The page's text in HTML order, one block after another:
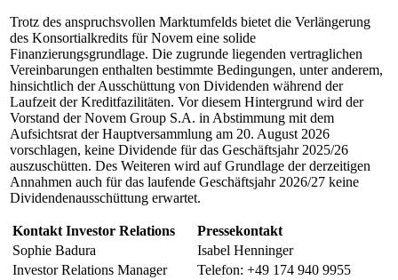
Trotz des anspruchsvollen Marktumfelds bietet die Verlängerung
des Konsortialkredits für Novem eine solide
Finanzierungsgrundlage. Die zugrunde liegenden vertraglichen
Vereinbarungen enthalten bestimmte Bedingungen, unter anderem,
hinsichtlich der Ausschüttung von Dividenden während der
Laufzeit der Kreditfazilitäten. Vor diesem Hintergrund wird der
Vorstand der Novem Group S.A. in Abstimmung mit dem
Aufsichtsrat der Hauptversammlung am 20. August 2026
vorschlagen, keine Dividende für das Geschäftsjahr 2025/26
auszuschütten. Des Weiteren wird auf Grundlage der derzeitigen
Annahmen auch für das laufende Geschäftsjahr 2026/27 keine
Dividendenausschüttung erwartet.
Kontakt Investor Relations
Pressekontakt
Sophie Badura
Isabel Henninger
Investor Relations Manager
Telefon: +49 174 940 9955